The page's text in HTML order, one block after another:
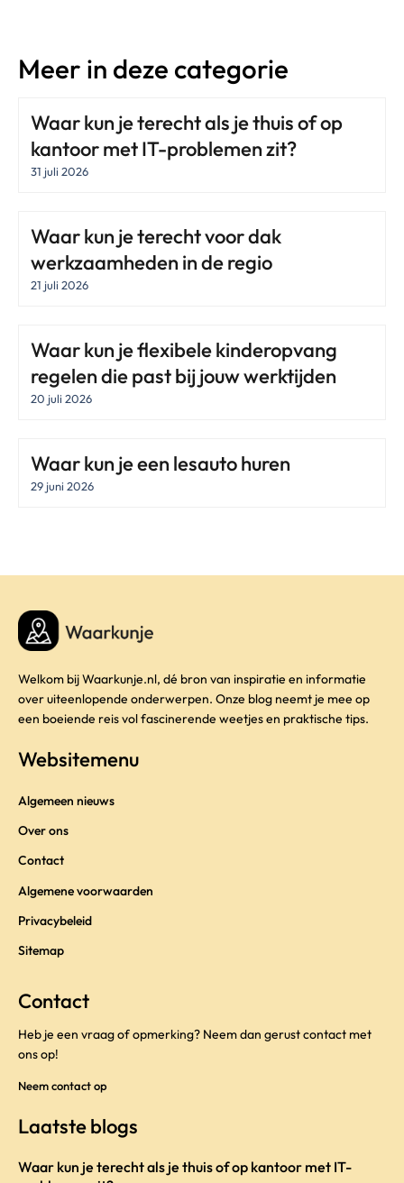
Meer in deze categorie
Waar kun je terecht als je thuis of op
kantoor met IT-problemen zit?
31 juli 2026
Waar kun je terecht voor dak
werkzaamheden in de regio
21 juli 2026
Waar kun je flexibele kinderopvang
regelen die past bij jouw werktijden
20 juli 2026
Waar kun je een lesauto huren
29 juni 2026
Welkom bij Waarkunje.nl, dé bron van inspiratie en informatie
over uiteenlopende onderwerpen. Onze blog neemt je mee op
een boeiende reis vol fascinerende weetjes en praktische tips.
Websitemenu
Algemeen nieuws
Over ons
Contact
Algemene voorwaarden
Privacybeleid
Sitemap
Contact
Heb je een vraag of opmerking? Neem dan gerust contact met
ons op!
Neem contact op
Laatste blogs
Waar kun je terecht als je thuis of op kantoor met IT-